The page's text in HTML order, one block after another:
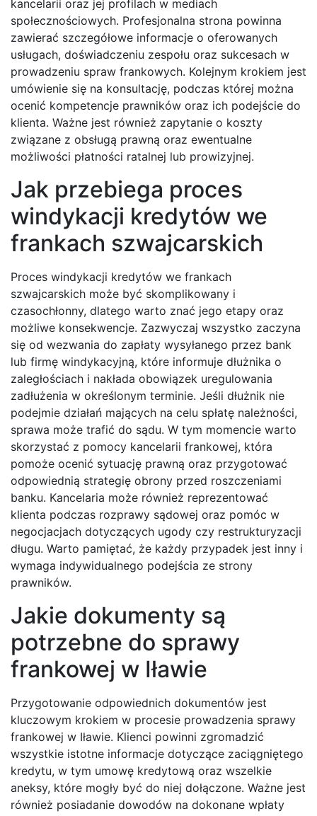
kancelarii oraz jej profilach w mediach
społecznościowych. Profesjonalna strona powinna
zawierać szczegółowe informacje o oferowanych
usługach, doświadczeniu zespołu oraz sukcesach w
prowadzeniu spraw frankowych. Kolejnym krokiem jest
umówienie się na konsultację, podczas której można
ocenić kompetencje prawników oraz ich podejście do
klienta. Ważne jest również zapytanie o koszty
związane z obsługą prawną oraz ewentualne
możliwości płatności ratalnej lub prowizyjnej.
Jak przebiega proces
windykacji kredytów we
frankach szwajcarskich
Proces windykacji kredytów we frankach
szwajcarskich może być skomplikowany i
czasochłonny, dlatego warto znać jego etapy oraz
możliwe konsekwencje. Zazwyczaj wszystko zaczyna
się od wezwania do zapłaty wysyłanego przez bank
lub firmę windykacyjną, które informuje dłużnika o
zaległościach i nakłada obowiązek uregulowania
zadłużenia w określonym terminie. Jeśli dłużnik nie
podejmie działań mających na celu spłatę należności,
sprawa może trafić do sądu. W tym momencie warto
skorzystać z pomocy kancelarii frankowej, która
pomoże ocenić sytuację prawną oraz przygotować
odpowiednią strategię obrony przed roszczeniami
banku. Kancelaria może również reprezentować
klienta podczas rozprawy sądowej oraz pomóc w
negocjacjach dotyczących ugody czy restrukturyzacji
długu. Warto pamiętać, że każdy przypadek jest inny i
wymaga indywidualnego podejścia ze strony
prawników.
Jakie dokumenty są
potrzebne do sprawy
frankowej w Iławie
Przygotowanie odpowiednich dokumentów jest
kluczowym krokiem w procesie prowadzenia sprawy
frankowej w Iławie. Klienci powinni zgromadzić
wszystkie istotne informacje dotyczące zaciągniętego
kredytu, w tym umowę kredytową oraz wszelkie
aneksy, które mogły być do niej dołączone. Ważne jest
również posiadanie dowodów na dokonane wpłaty